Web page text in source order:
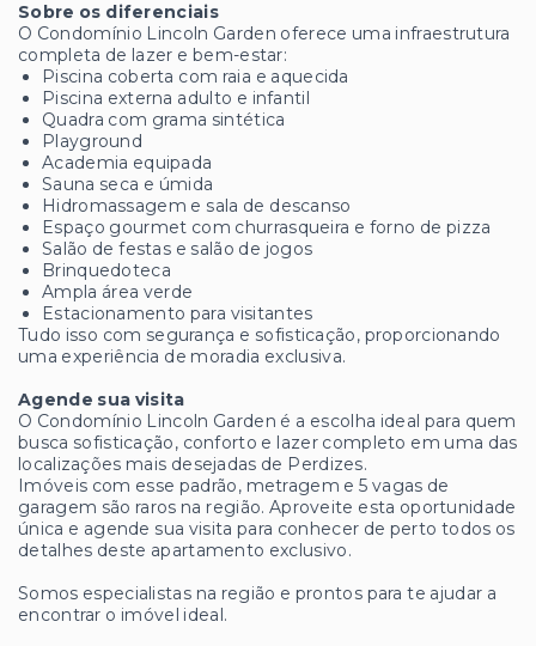
Sobre os diferenciais
O Condomínio Lincoln Garden oferece uma infraestrutura
completa de lazer e bem-estar:
Piscina coberta com raia e aquecida
Piscina externa adulto e infantil
Quadra com grama sintética
Playground
Academia equipada
Sauna seca e úmida
Hidromassagem e sala de descanso
Espaço gourmet com churrasqueira e forno de pizza
Salão de festas e salão de jogos
Brinquedoteca
Ampla área verde
Estacionamento para visitantes
Tudo isso com segurança e sofisticação, proporcionando
uma experiência de moradia exclusiva.
Agende sua visita
O Condomínio Lincoln Garden é a escolha ideal para quem
busca sofisticação, conforto e lazer completo em uma das
localizações mais desejadas de Perdizes.
Imóveis com esse padrão, metragem e 5 vagas de
garagem são raros na região. Aproveite esta oportunidade
única e agende sua visita para conhecer de perto todos os
detalhes deste apartamento exclusivo.
Somos especialistas na região e prontos para te ajudar a
encontrar o imóvel ideal.